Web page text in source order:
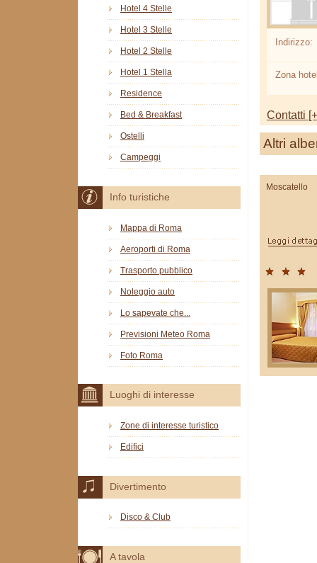
Indirizzo:
Zona
Contatti
Altri
Moscatello
Hotel 4 Stelle
Hotel 3 Stelle
Hotel 2 Stelle
Hotel 1 Stella
Residence
Bed & Breakfast
Ostelli
Campeggi
Info turistiche
Mappa di Roma
Aeroporti di Roma
Trasporto pubblico
Noleggio auto
Lo sapevate che...
Previsioni Meteo Roma
Foto Roma
Luoghi di interesse
Zone di interesse turistico
Edifici
Divertimento
Disco & Club
A tavola